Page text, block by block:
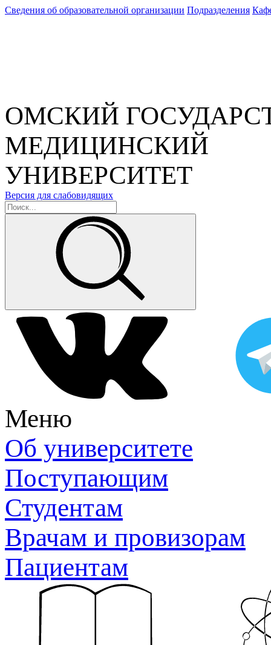
Сведения об образовательной организации Подразделения
ОМСКИЙ
МЕДИЦИНСКИЙ
УНИВЕРСИТЕТ
Версия для слабовидящих
Меню
Об университете
Поступающим
Студентам
Врачам и провизорам
Пациентам